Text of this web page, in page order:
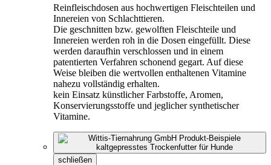
Reinfleischdosen aus hochwertigen Fleischteilen und
Innereien von Schlachttieren.
Die geschnitten bzw. gewolften Fleischteile und
Innereien werden roh in die Dosen eingefüllt. Diese
werden daraufhin verschlossen und in einem
patentierten Verfahren schonend gegart. Auf diese
Weise bleiben die wertvollen enthaltenen Vitamine
nahezu vollständig erhalten.
kein Einsatz künstlicher Farbstoffe, Aromen,
Konservierungsstoffe und jeglicher synthetischer
Vitamine.
schließen